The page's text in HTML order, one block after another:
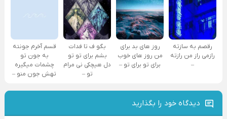
رقصم به سازته
رازمی راز من رازته
–
روز های بد برای
من روز های خوب
برای تو برای تو –
بگو ف تا فدات
بشم برای تو تو
دل هیچکی نی مرام
تو –
قسم آخرم جونته
به جون تو
چشمات میگیره
تهش جون منو –
دیدگاه خود را بگذارید